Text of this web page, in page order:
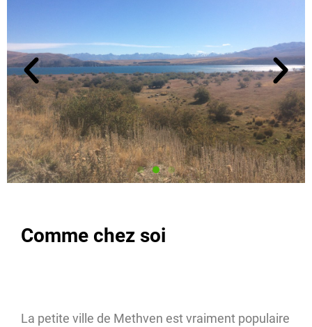
Comme chez soi
La petite ville de Methven est vraiment populaire